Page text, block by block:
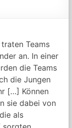
Teams
an. In einer
die Teams
die Jungen
[…] Können
sie dabei von
als